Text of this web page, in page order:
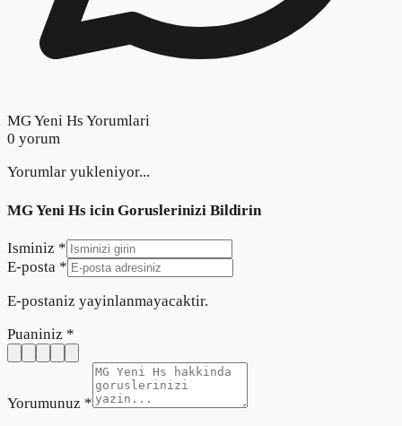
MG Yeni Hs Yorumlari
0 yorum
Yorumlar yukleniyor...
MG Yeni Hs icin Goruslerinizi Bildirin
Isminiz *
E-posta *
E-postaniz yayinlanmayacaktir.
Puaniniz *
Yorumunuz *